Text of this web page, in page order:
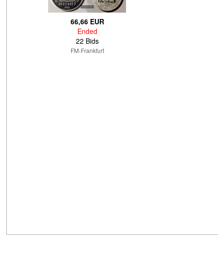
66,66 EUR
Ended
22 Bids
FM-Frankfurt